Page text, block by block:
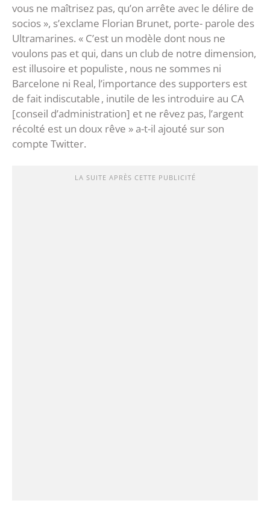
vous ne maîtrisez pas, qu’on arrête avec le délire de
socios », s’exclame Florian Brunet, porte- parole des
Ultramarines. « C’est un modèle dont nous ne
voulons pas et qui, dans un club de notre dimension,
est illusoire et populiste , nous ne sommes ni
Barcelone ni Real, l’importance des supporters est
de fait indiscutable , inutile de les introduire au CA
[conseil d’administration] et ne rêvez pas, l’argent
récolté est un doux rêve » a-t-il ajouté sur son
compte Twitter.
LA SUITE APRÈS CETTE PUBLICITÉ